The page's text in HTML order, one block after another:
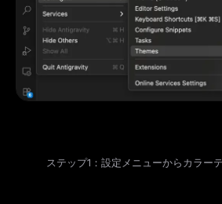
ステップ1：設定メニューからカラー